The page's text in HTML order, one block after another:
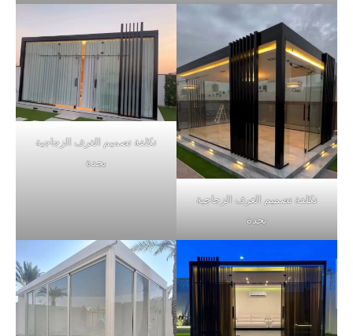
تكلفة تصميم الغرف الزجاجية
بجدة
تكلفة تصميم الغرف الزجاجية
بجدة